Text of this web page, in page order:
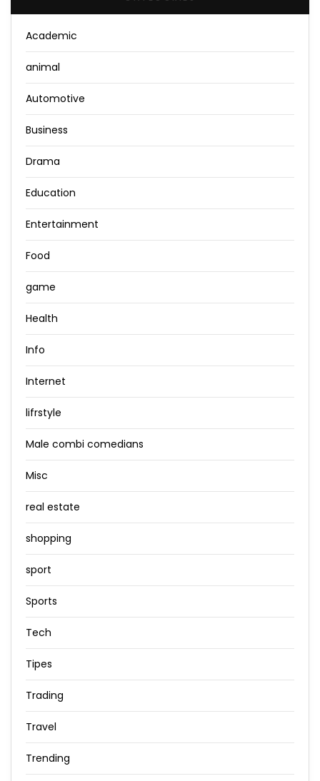
Academic
animal
Automotive
Business
Drama
Education
Entertainment
Food
game
Health
Info
Internet
lifrstyle
Male combi comedians
Misc
real estate
shopping
sport
Sports
Tech
Tipes
Trading
Travel
Trending